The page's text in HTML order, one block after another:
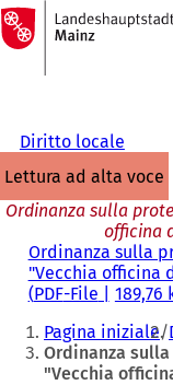
Vai al contenuto
Alla
pagina
iniziale
Diritto locale
lettura ad alta voce
Ordinanza sulla
officina
Ordinanza sulla
"Vecchia officina
PDF-File 189,76
Siete
qui:
Pagina iniziale
Ordinanza
"Vecchia